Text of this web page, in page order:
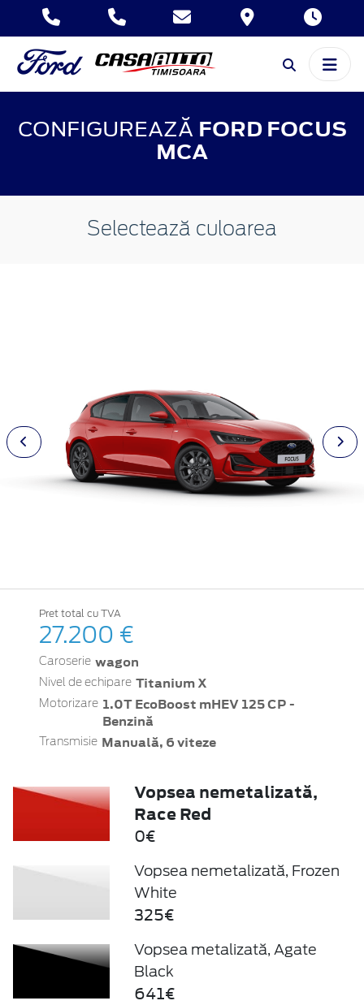
CONFIGUREAZĂ FORD FOCUS
MCA
Selectează culoarea
Pret total cu TVA
27.200 €
Caroserie wagon
Nivel de echipare Titanium X
Motorizare 1.0T EcoBoost mHEV 125 CP -
Benzină
Transmisie Manuală, 6 viteze
Vopsea nemetalizată,
Race Red
0€
Vopsea nemetalizată, Frozen
White
325€
Vopsea metalizată, Agate
Black
641€